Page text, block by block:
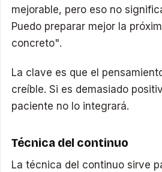
mejorable, pero eso no
Puedo preparar mejor la
concreto".
La clave es que el
creíble. Si es demasiado
paciente no lo integrará.
Técnica del continuo
La técnica del continuo sirve